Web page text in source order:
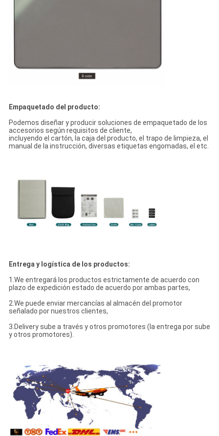
Empaquetado del producto:
Podemos diseñar y producir soluciones de empaquetado de los
accesorios según requisitos de cliente,
incluyendo el cartón, la caja del producto, el trapo de limpieza, el
manual de la instrucción, diversas etiquetas engomadas, el etc.
Entrega y logística de los productos:
1.We entregará los productos estrictamente de acuerdo con
plazo de expedición estado de acuerdo por ambas partes,
2.We puede enviar mercancías al almacén del promotor
señalado por nuestros clientes,
3.Delivery sube a través y otros promotores (la entrega por sube
y otros promotores).